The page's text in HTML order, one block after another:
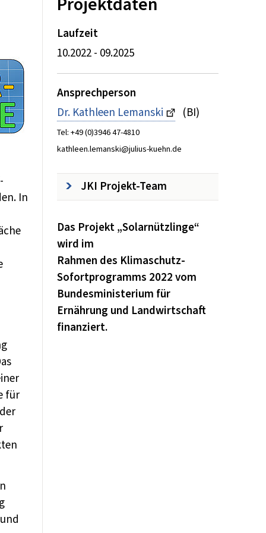
Laufzeit
10.2022 - 09.2025
Ansprechperson
Dr. Kathleen Lemanski
(BI)
Tel: +49 (0)3946 47-4810
kathleen.lemanski@julius-kuehn.de
JKI Projekt-Team
Das Projekt „Solarnützlinge“
wird im
Rahmen des Klimaschutz-
Sofortprogramms 2022 vom
Bundesministerium für
Ernährung und Landwirtschaft
finanziert.
In
für